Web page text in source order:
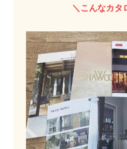
＼こんなカタ